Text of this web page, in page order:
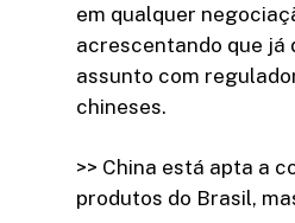
em qualquer
acrescentando que já
assunto com
chineses.
>> China está apta a
produtos do Brasil,